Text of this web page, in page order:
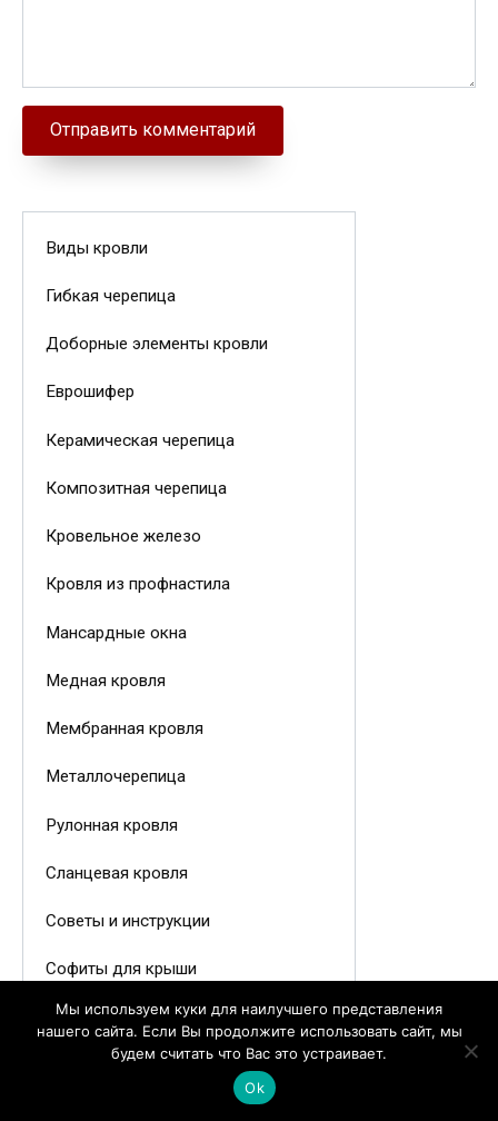
Виды кровли
Гибкая черепица
Доборные элементы кровли
Еврошифер
Керамическая черепица
Композитная черепица
Кровельное железо
Кровля из профнастила
Мансардные окна
Медная кровля
Мембранная кровля
Металлочерепица
Рулонная кровля
Сланцевая кровля
Советы и инструкции
Софиты для крыши
Утеплитель для кровли
Фальцевая кровля
Мы используем куки для наилучшего представления
нашего сайта. Если Вы продолжите использовать сайт, мы
будем считать что Вас это устраивает.
Ok